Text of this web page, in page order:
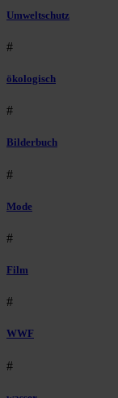
Umweltschutz
#
ökologisch
#
Bilderbuch
#
Mode
#
Film
#
WWF
#